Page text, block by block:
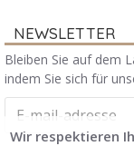
NEWSLETTER
Bleiben Sie auf dem
indem Sie sich für
Wir respektieren